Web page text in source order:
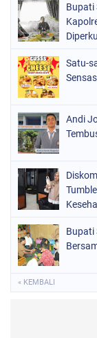
ORGANISASI
PERISTIWA
POLITIK
POLRI
SOPPENG
SULSEL
Bupati
Satu-
Andi
Bupati
« KEMBALI